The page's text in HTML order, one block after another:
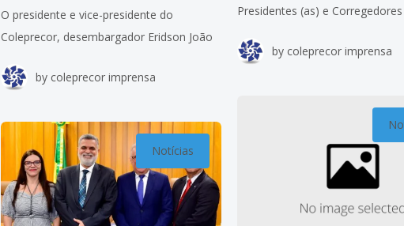
O presidente e vice-presidente do
Coleprecor, desembargador Eridson João
Tribunal Regional da 21ª Região (TRT-RN),
desembargador Clóvis Valença Alves Filho,
by coleprecor imprensa
Presidentes (as) e
presidente do Tribunal Superior
by coleprecor imprensa
Notícias